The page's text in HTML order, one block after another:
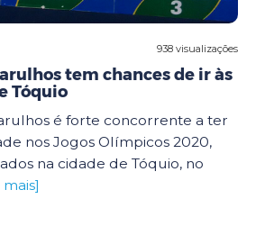
938 visualizações
tem chances de ir às
Tóquio
é forte concorrente a ter
nos Jogos Olímpicos 2020,
na cidade de Tóquio, no
mais]